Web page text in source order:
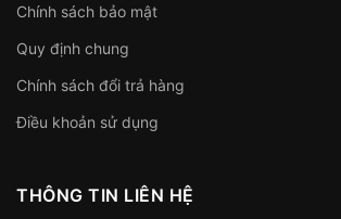
Chính sách bảo mật
Quy định chung
Chính sách đổi trả hàng
Điều khoản sử dụng
THÔNG TIN LIÊN HỆ